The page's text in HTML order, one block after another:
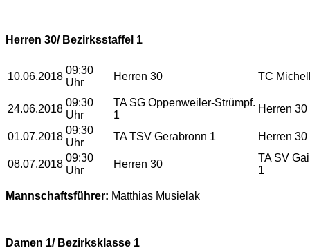
Herren 30/ Bezirksstaffel 1
10.06.2018
09:30
Uhr
Herren 30 TC
24.06.2018
09:30
Uhr
TA SG Oppenweiler-Strümpf.
1
Herren 30
01.07.2018
09:30
Uhr
TA TSV Gerabronn 1 Herren 30
08.07.2018
09:30
Uhr
Herren 30
TA SV
1
Mannschaftsführer: Matthias Musielak
Damen 1/ Bezirksklasse 1